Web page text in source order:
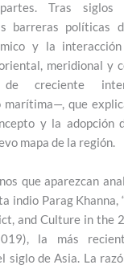
Tras siglos
barreras políticas
y la
meridional y
creciente
marítima—, que
y la adopción
mapa de la región.
que aparezcan
indio Parag Khanna,
and Culture in the
la más
siglo de Asia. La